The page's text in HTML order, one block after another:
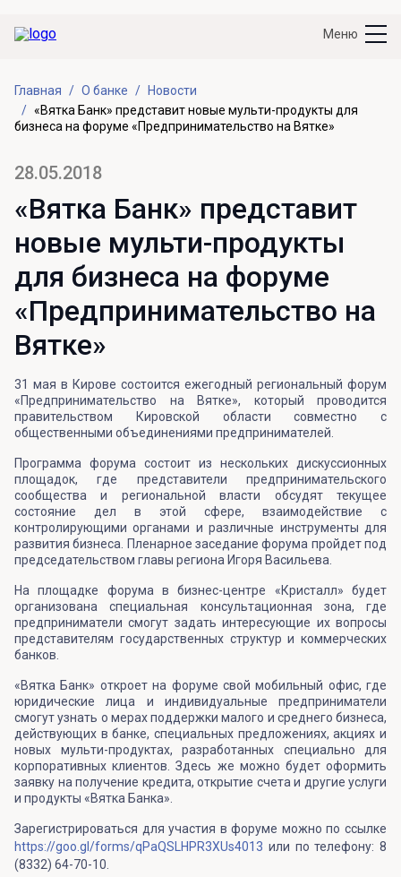
Меню
Главная О банке
Новости
«Вятка Банк» представит новые мульти-продукты для
бизнеса на форуме «Предпринимательство на Вятке»
28.05.2018
«Вятка Банк» представит
новые мульти-продукты
для бизнеса на форуме
«Предпринимательство на
Вятке»
31 мая в Кирове состоится ежегодный региональный форум
«Предпринимательство на Вятке», который проводится
правительством Кировской области совместно с
общественными объединениями предпринимателей.
Программа форума состоит из нескольких дискуссионных
площадок, где представители предпринимательского
сообщества и региональной власти обсудят текущее
состояние дел в этой сфере, взаимодействие с
контролирующими органами и различные инструменты для
развития бизнеса. Пленарное заседание форума пройдет под
председательством главы региона Игоря Васильева.
На площадке форума в бизнес-центре «Кристалл» будет
организована специальная консультационная зона, где
предприниматели смогут задать интересующие их вопросы
представителям государственных структур и коммерческих
банков.
«Вятка Банк» откроет на форуме свой мобильный офис, где
юридические лица и индивидуальные предприниматели
смогут узнать о мерах поддержки малого и среднего бизнеса,
действующих в банке, специальных предложениях, акциях и
новых мульти-продуктах, разработанных специально для
корпоративных клиентов. Здесь же можно будет оформить
заявку на получение кредита, открытие счета и другие услуги
и продукты «Вятка Банка».
Зарегистрироваться для участия в форуме можно по ссылке
https://goo.gl/forms/qPaQSLHPR3XUs4013 или по телефону: 8
(8332) 64-70-10.